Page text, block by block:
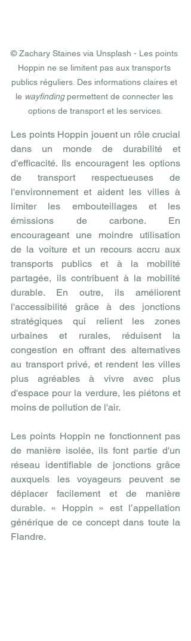
© Zachary Staines via Unsplash - Les points
Hoppin ne se limitent pas aux transports
publics réguliers. Des informations claires et
le wayfinding permettent de connecter les
options de transport et les services.
Les points Hoppin jouent un rôle crucial
dans un monde de durabilité et
d'efficacité. Ils encouragent les options
de transport respectueuses de
l'environnement et aident les villes à
limiter les embouteillages et les
émissions de carbone. En
encourageant une moindre utilisation
de la voiture et un recours accru aux
transports publics et à la mobilité
partagée, ils contribuent à la mobilité
durable. En outre, ils améliorent
l'accessibilité grâce à des jonctions
stratégiques qui relient les zones
urbaines et rurales, réduisent la
congestion en offrant des alternatives
au transport privé, et rendent les villes
plus agréables à vivre avec plus
d'espace pour la verdure, les piétons et
moins de pollution de l'air.
Les points Hoppin ne fonctionnent pas
de manière isolée, ils font partie d'un
réseau identifiable de jonctions grâce
auxquels les voyageurs peuvent se
déplacer facilement et de manière
durable. « Hoppin » est l’appellation
générique de ce concept dans toute la
Flandre.